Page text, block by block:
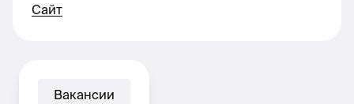
Сайт
Вакансии